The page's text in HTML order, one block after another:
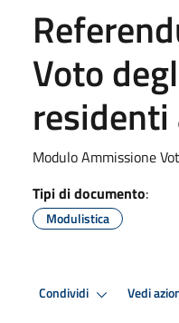
Voto
Modulo Ammissione
Tipi di documento:
Modulistica
Condividi Vedi